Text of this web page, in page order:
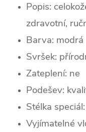
Popis:
zdravotní,
Barva: modrá
Svršek: p
Zateplení: ne
Podešev:
Stélka
Vyjímatelné